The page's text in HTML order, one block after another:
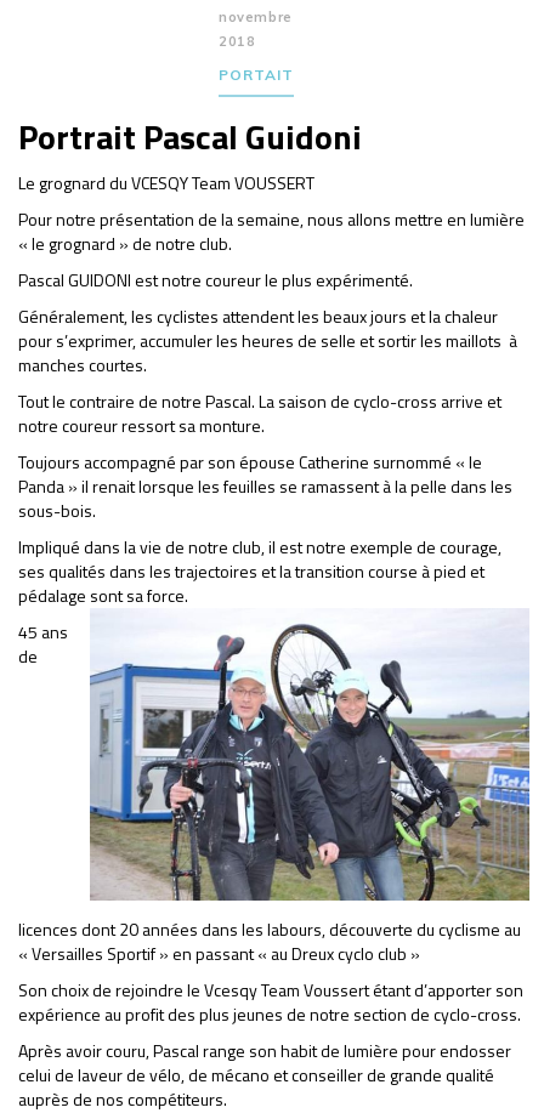
novembre
2018
PORTAIT
Portrait Pascal Guidoni
Le grognard du VCESQY Team VOUSSERT
Pour notre présentation de la semaine, nous allons mettre en lumière
« le grognard » de notre club.
Pascal GUIDONI est notre coureur le plus expérimenté.
Généralement, les cyclistes attendent les beaux jours et la chaleur
pour s’exprimer, accumuler les heures de selle et sortir les maillots à
manches courtes.
Tout le contraire de notre Pascal. La saison de cyclo-cross arrive et
notre coureur ressort sa monture.
Toujours accompagné par son épouse Catherine surnommé « le
Panda » il renait lorsque les feuilles se ramassent à la pelle dans les
sous-bois.
Impliqué dans la vie de notre club, il est notre exemple de courage,
ses qualités dans les trajectoires et la transition course à pied et
pédalage sont sa force.
45 ans
de
licences dont 20 années dans les labours, découverte du cyclisme au
« Versailles Sportif » en passant « au Dreux cyclo club »
Son choix de rejoindre le Vcesqy Team Voussert étant d’apporter son
expérience au profit des plus jeunes de notre section de cyclo-cross.
Après avoir couru, Pascal range son habit de lumière pour endosser
celui de laveur de vélo, de mécano et conseiller de grande qualité
auprès de nos compétiteurs.